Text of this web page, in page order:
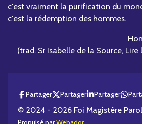
c'est vraiment la purification du
c'est la rédemption des hommes.
(trad. Sr Isabelle de la Source, Lire
Partager Partager Partager
© 2024 - 2026 Foi Magistère
Propulsé parWebador